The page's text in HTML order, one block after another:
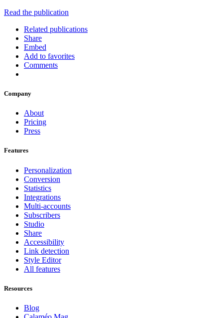
Read the publication
Related publications
Share
Embed
Add to favorites
Comments
Company
About
Pricing
Press
Features
Personalization
Conversion
Statistics
Integrations
Multi-accounts
Subscribers
Studio
Share
Accessibility
Link detection
Style Editor
All features
Resources
Blog